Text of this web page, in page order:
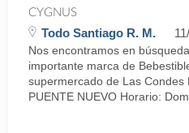
CYGNUS
Todo Santiago R. M.
Nos encontramos en
importante marca de
supermercado de Las Condes
PUENTE NUEVO Horario: